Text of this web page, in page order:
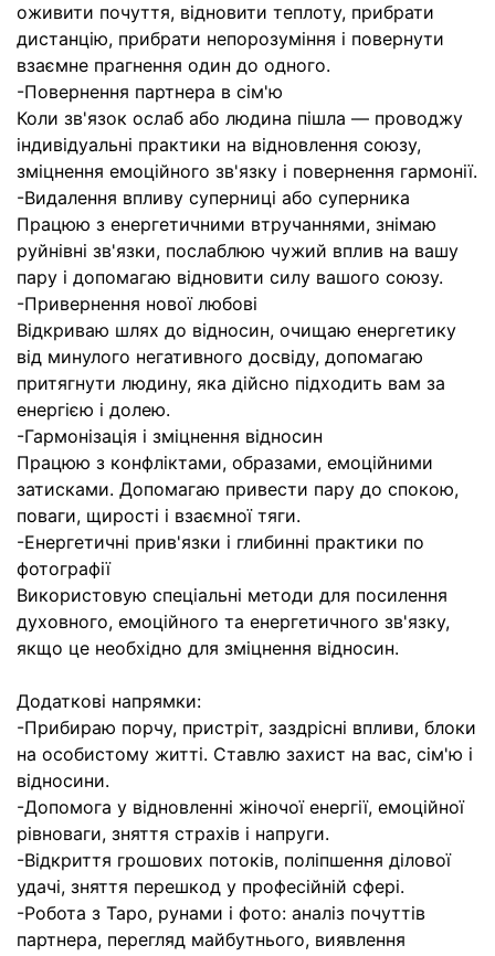
оживити почуття, відновити теплоту, прибрати
дистанцію, прибрати непорозуміння і повернути
взаємне прагнення один до одного.
-Повернення партнера в сім'ю
Коли зв'язок ослаб або людина пішла — проводжу
індивідуальні практики на відновлення союзу,
зміцнення емоційного зв'язку і повернення гармонії.
-Видалення впливу суперниці або суперника
Працюю з енергетичними втручаннями, знімаю
руйнівні зв'язки, послаблюю чужий вплив на вашу
пару і допомагаю відновити силу вашого союзу.
-Привернення нової любові
Відкриваю шлях до відносин, очищаю енергетику
від минулого негативного досвіду, допомагаю
притягнути людину, яка дійсно підходить вам за
енергією і долею.
-Гармонізація і зміцнення відносин
Працюю з конфліктами, образами, емоційними
затисками. Допомагаю привести пару до спокою,
поваги, щирості і взаємної тяги.
-Енергетичні прив'язки і глибинні практики по
фотографії
Використовую спеціальні методи для посилення
духовного, емоційного та енергетичного зв'язку,
якщо це необхідно для зміцнення відносин.
Додаткові напрямки:
-Прибираю порчу, пристріт, заздрісні впливи, блоки
на особистому житті. Ставлю захист на вас, сім'ю і
відносини.
-Допомога у відновленні жіночої енергії, емоційної
рівноваги, зняття страхів і напруги.
-Відкриття грошових потоків, поліпшення ділової
удачі, зняття перешкод у професійній сфері.
-Робота з Таро, рунами і фото: аналіз почуттів
партнера, перегляд майбутнього, виявлення